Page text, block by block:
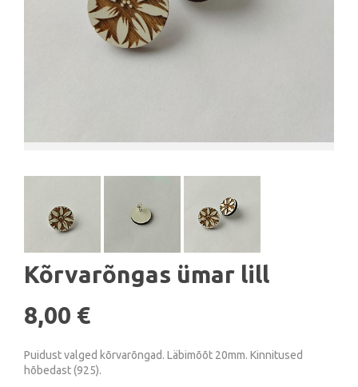
Kõrvarõngas ümar lill
8,00 €
Puidust valged kõrvarõngad. Läbimõõt 20mm. Kinnitused
hõbedast (925).